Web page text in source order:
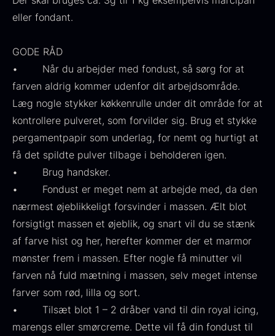
Hansen
was:
224,00.
106,25.
Kokoko langt kul
380,00
Oscietra - LE CAVIAR
Fra 160,00 kr.
På lager
smørcreme, for at opnå den ønskede farve
• Lad massen hvile i 5 – 10 min. for at
farven udvikler sig.
• Mix det sammen engang til og så er det
klar til brug.
eller fondant.
GODE RÅD
• Når du arbejder med fondust, så sørg for at
farven aldrig kommer udenfor dit arbejdsområde.
Læg nogle stykker køkkenrulle under dit område for at
kontrollere pulveret, som forvilder sig. Brug et stykke
pergamentpapir som underlag, for nemt og hurtigt at
få det spildte pulver tilbage i beholderen igen.
• Brug handsker.
• Fondust er meget nem at arbejde med, da den
nærmest øjeblikkeligt forsvinder i massen. Ælt blot
forsigtigt massen et øjeblik, og snart vil du se stænk
af farve hist og her, herefter kommer der et marmor
mønster frem i massen. Efter nogle få minutter vil
farven nå fuld mætning i massen, selv meget intense
farver som rød, lilla og sort.
• Tilsæt blot 1 – 2 dråber vand til din royal icing,
marengs eller smørcreme. Dette vil få din fondust til